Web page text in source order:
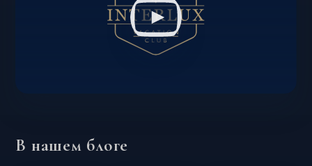
В нашем блоге